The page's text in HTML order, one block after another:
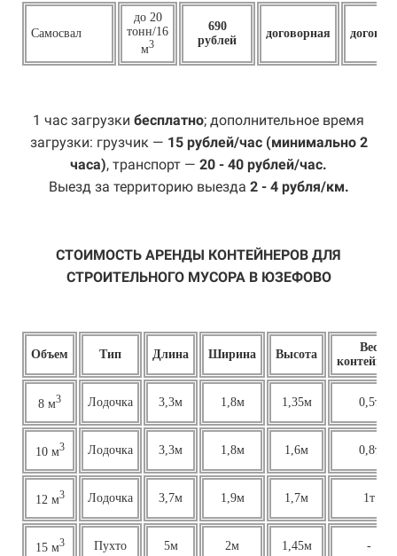
Самосвал
до 20
тонн/16
м3
690
рублей
договорная
1 час загрузки бесплатно; дополнительное время
загрузки: грузчик — 15 рублей/час (минимально 2
часа), транспорт — 20 - 40 рублей/час.
Выезд за территорию выезда 2 - 4 рубля/км.
СТОИМОСТЬ АРЕНДЫ КОНТЕЙНЕРОВ ДЛЯ
СТРОИТЕЛЬНОГО МУСОРА В ЮЗЕФОВО
Объем Тип Длина Ширина Высота
Вес
8 м3 Лодочка 3,3м 1,8м 1,35м 0,5т
10 м3 Лодочка 3,3м 1,8м 1,6м 0,8т
12 м3 Лодочка 3,7м 1,9м 1,7м 1т
15 м3 Пухто 5м 2м 1,45м -